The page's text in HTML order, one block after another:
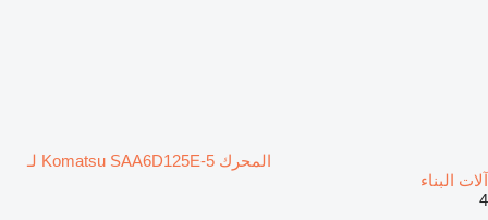
المحرك Komatsu SAA6D125E-5 لـ
آلات البناء
4